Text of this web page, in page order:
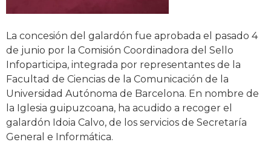
La concesión del galardón fue aprobada el pasado 4
de junio por la Comisión Coordinadora del Sello
Infoparticipa, integrada por representantes de la
Facultad de Ciencias de la Comunicación de la
Universidad Autónoma de Barcelona. En nombre de
la Iglesia guipuzcoana, ha acudido a recoger el
galardón Idoia Calvo, de los servicios de Secretaría
General e Informática.